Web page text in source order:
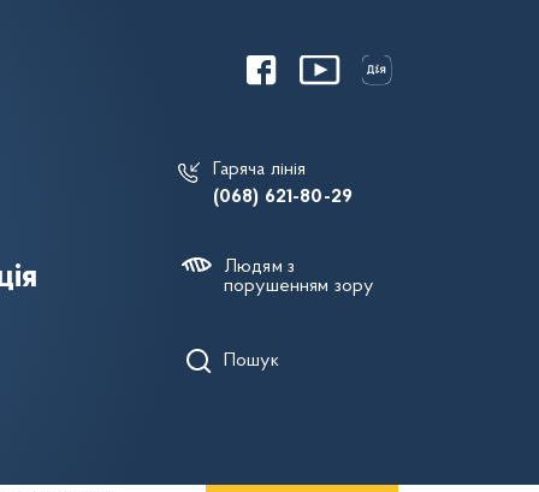
Гаряча лінія
(068) 621-80-29
Людям з
порушенням зору
Пошук